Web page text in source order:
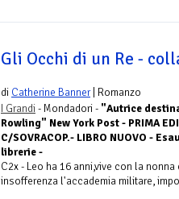
Gli Occhi di un Re -
di Catherine Banner| Romanzo
I Grandi - Mondadori - "Autrice
Rowling" New York Post - PRIMA
C/SOVRACOP.- LIBRO NUOVO -
librerie -
C2x - Leo ha 16 anni,vive con la
insofferenza l'accademia militare,